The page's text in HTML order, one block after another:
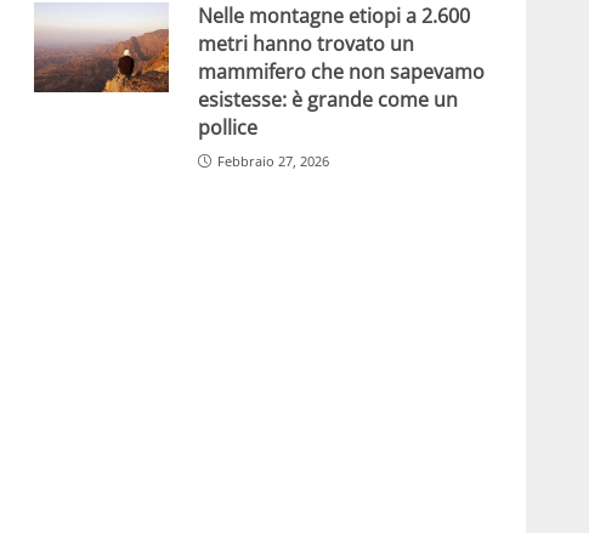
Nelle montagne etiopi a 2.600
metri hanno trovato un
mammifero che non sapevamo
esistesse: è grande come un
pollice
Febbraio 27, 2026